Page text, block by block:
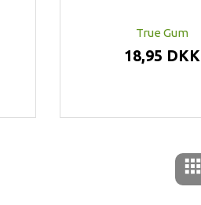
True Gum
18,95 DKK